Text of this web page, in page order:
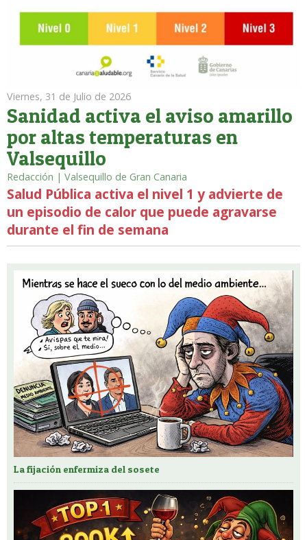
Viernes, 31 de Julio de 2026
Sanidad activa el aviso amarillo
por altas temperaturas en
Valsequillo
Redacción | Valsequillo de Gran Canaria
Salud Pública activa el nivel 1 y advierte de
un episodio de calor que puede agravarse
durante el fin de semana
La fijación enfermiza del sosete